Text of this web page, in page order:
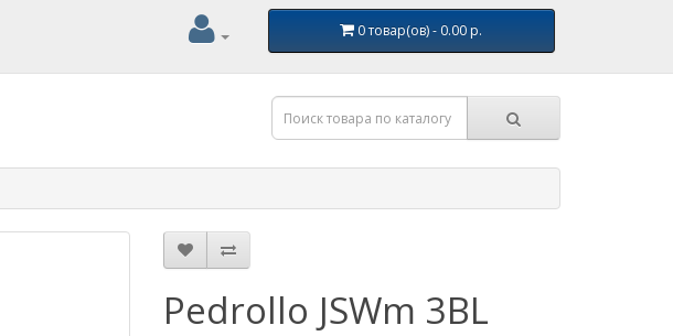
0 товар(ов) - 0.00 р.
Pedrollo JSWm 3BL